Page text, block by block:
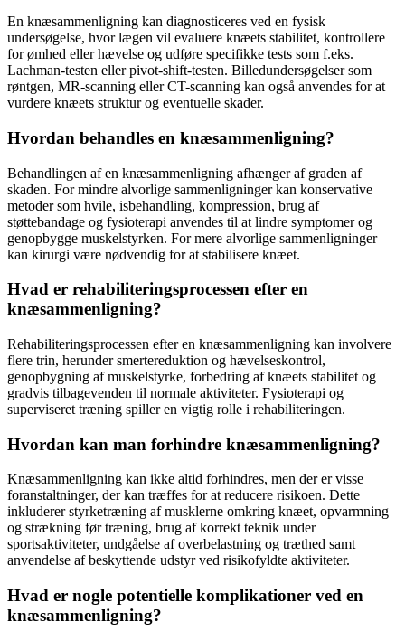
En knæsammenligning kan diagnosticeres ved en fysisk
undersøgelse, hvor lægen vil evaluere knæets stabilitet, kontrollere
for ømhed eller hævelse og udføre specifikke tests som f.eks.
Lachman-testen eller pivot-shift-testen. Billedundersøgelser som
røntgen, MR-scanning eller CT-scanning kan også anvendes for at
vurdere knæets struktur og eventuelle skader.
Hvordan behandles en knæsammenligning?
Behandlingen af en knæsammenligning afhænger af graden af
skaden. For mindre alvorlige sammenligninger kan konservative
metoder som hvile, isbehandling, kompression, brug af
støttebandage og fysioterapi anvendes til at lindre symptomer og
genopbygge muskelstyrken. For mere alvorlige sammenligninger
kan kirurgi være nødvendig for at stabilisere knæet.
Hvad er rehabiliteringsprocessen efter en
knæsammenligning?
Rehabiliteringsprocessen efter en knæsammenligning kan involvere
flere trin, herunder smertereduktion og hævelseskontrol,
genopbygning af muskelstyrke, forbedring af knæets stabilitet og
gradvis tilbagevenden til normale aktiviteter. Fysioterapi og
superviseret træning spiller en vigtig rolle i rehabiliteringen.
Hvordan kan man forhindre knæsammenligning?
Knæsammenligning kan ikke altid forhindres, men der er visse
foranstaltninger, der kan træffes for at reducere risikoen. Dette
inkluderer styrketræning af musklerne omkring knæet, opvarmning
og strækning før træning, brug af korrekt teknik under
sportsaktiviteter, undgåelse af overbelastning og træthed samt
anvendelse af beskyttende udstyr ved risikofyldte aktiviteter.
Hvad er nogle potentielle komplikationer ved en
knæsammenligning?